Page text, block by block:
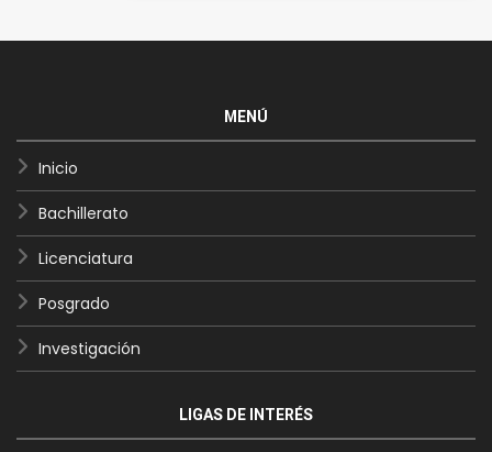
MENÚ
Inicio
Bachillerato
Licenciatura
Posgrado
Investigación
LIGAS DE INTERÉS